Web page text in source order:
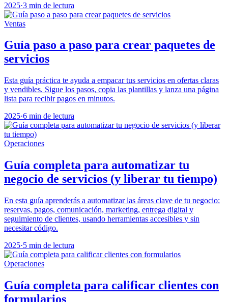
2025·3 min de lectura
Ventas
Guía paso a paso para crear paquetes de
servicios
Esta guía práctica te ayuda a empacar tus servicios en ofertas claras
y vendibles. Sigue los pasos, copia las plantillas y lanza una página
lista para recibir pagos en minutos.
2025·6 min de lectura
Operaciones
Guía completa para automatizar tu
negocio de servicios (y liberar tu tiempo)
En esta guía aprenderás a automatizar las áreas clave de tu negocio:
reservas, pagos, comunicación, marketing, entrega digital y
seguimiento de clientes, usando herramientas accesibles y sin
necesitar código.
2025·5 min de lectura
Operaciones
Guía completa para calificar clientes con
formularios